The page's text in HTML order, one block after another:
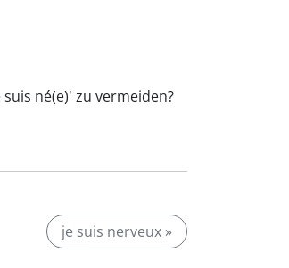
né(e)' zu vermeiden?
je suis nerveux »